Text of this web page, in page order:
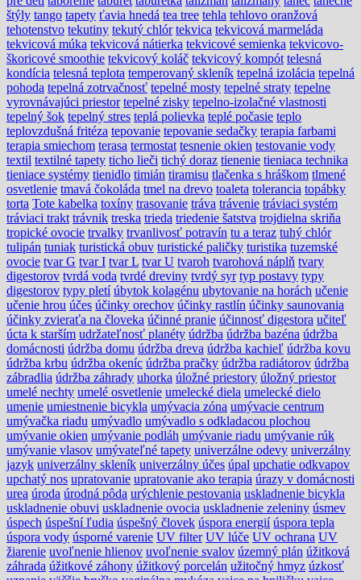
štýly tango tapety ťavia hnedá tea tree tehla tehlovo oranžová
tehotenstvo tekutiny tekutý chlór tekvica tekvicová marmeláda
tekvicová múka tekvicová nátierka tekvicové semienka tekvicovo-
škoricové smoothie tekvicový koláč tekvicový kompót telesná
kondícia telesná teplota temperovaný skleník tepelná izolácia tepelná
pohoda tepelná zotrvačnosť tepelné mosty tepelné straty tepelne
vyrovnávajúci priestor tepelné zisky tepelno-izolačné vlastnosti
tepelný šok tepelný stres teplá polievka teplé počasie teplo
teplovzdušná fritéza tepovanie tepovanie sedačky terapia farbami
terapia smiechom terasa termostat tesnenie okien testovanie vody
textil textilné tapety ticho lieči tichý doraz tienenie tieniaca technika
tieniace systémy tienidlo timián tiramisu tlačenka s hráškom tlmené
osvetlenie tmavá čokoláda tmel na drevo toaleta tolerancia topábky
torta Tote kabelka toxíny trasovanie tráva trávenie tráviaci systém
tráviaci trakt trávnik treska trieda triedenie šatstva trojdielna skriňa
tropické ovocie trvalky trvanlivosť potravín tu a teraz tuhý chlór
tulipán tuniak turistická obuv turistické paličky turistika tuzemské
ovocie tvar G tvar I tvar L tvar U tvaroh tvarohová náplň tvary
digestorov tvrdá voda tvrdé dreviny tvrdý syr typ postavy typy
digestorov typy pletí úbytok kolagénu ubytovanie na horách učenie
učenie hrou účes účinky orechov účinky rastlín účinky saunovania
účinky zvieraťa na človeka účinné pranie účinnosť digestora učiteľ
úcta k starším udržateľnosť planéty údržba údržba bazéna údržba
domácnosti údržba domu údržba dreva údržba kachieľ údržba kovu
údržba krbu údržba okeníc údržba pračky údržba radiátorov údržba
zábradlia údržba záhrady uhorka úložné priestory úložný priestor
umelé nechty umelé osvetlenie umelecké diela umelecké dielo
umenie umiestnenie bicykla umývacia zóna umývacie centrum
umývačka riadu umývadlo umývadlo s odkladacou plochou
umývanie okien umývanie podláh umývanie riadu umývanie rúk
umývanie vlasov umývateľné tapety univerzálne odevy univerzálny
jazyk univerzálny skleník univerzálny účes úpal upchatie odkvapov
upchatý nos upratovanie upratovanie ako terapia úrazy v domácnosti
urea úroda úrodná pôda urýchlenie pestovania uskladnenie bicykla
uskladnenie obuvi uskladnenie ovocia uskladnenie zeleniny úsmev
úspech úspešní ľudia úspešný človek úspora energií úspora tepla
úspora vody úsporné varenie UV filter UV lúče UV ochrana UV
žiarenie uvoľnenie hlienov uvoľnenie svalov územný plán úžitková
záhrada úžitkové záhony úžitkový porcelán užitočný hmyz úzkosť